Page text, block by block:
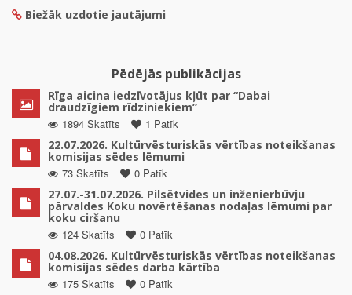
Biežāk uzdotie jautājumi
Pēdējās publikācijas
Rīga aicina iedzīvotājus kļūt par “Dabai
draudzīgiem rīdziniekiem”
1894 Skatīts
1 Patīk
22.07.2026. Kultūrvēsturiskās vērtības noteikšanas
komisijas sēdes lēmumi
73 Skatīts
0 Patīk
27.07.-31.07.2026. Pilsētvides un inženierbūvju
pārvaldes Koku novērtēšanas nodaļas lēmumi par
koku ciršanu
124 Skatīts
0 Patīk
04.08.2026. Kultūrvēsturiskās vērtības noteikšanas
komisijas sēdes darba kārtība
175 Skatīts
0 Patīk